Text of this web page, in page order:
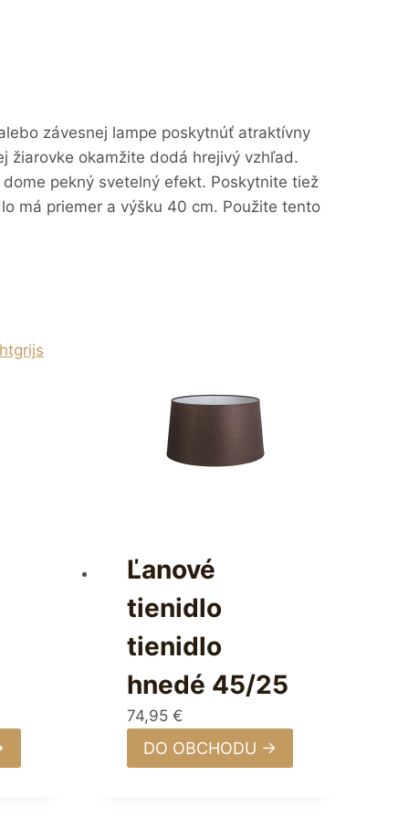
závesnej lampe poskytnúť atraktívny
žiarovke okamžite dodá hrejivý vzhľad.
pekný svetelný efekt. Poskytnite tiež
má priemer a výšku 40 cm. Použite tento
Ľanové
tienidlo
tienidlo
hnedé 45/25
74,95 €
DO OBCHODU →